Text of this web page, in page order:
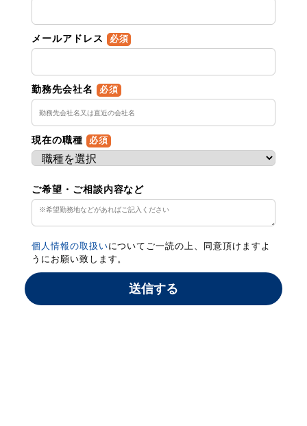
メールアドレス 必須
勤務先会社名 必須
現在の職種 必須
ご希望・ご相談内容など
個人情報の取扱いについてご一読の上、同意頂けますよ
うにお願い致します。